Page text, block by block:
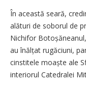
În această seară,
alături de soborul de
Nichifor
au înălțat rugăciuni,
cinstitele moaște ale
interiorul Catedralei